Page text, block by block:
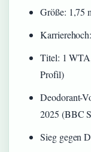
Größe: 1,75
Titel: 1
Profil)
Deodorant-
2025 (BBC
Sieg gegen